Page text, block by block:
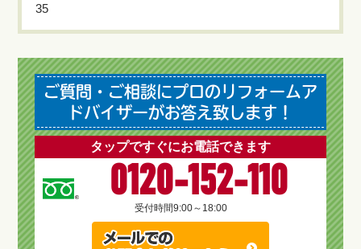
35
ご質問・ご相談にプロのリフォームア
ドバイザーがお答え致します！
タップですぐにお電話できます
0120-152-110
受付時間9:00～18:00